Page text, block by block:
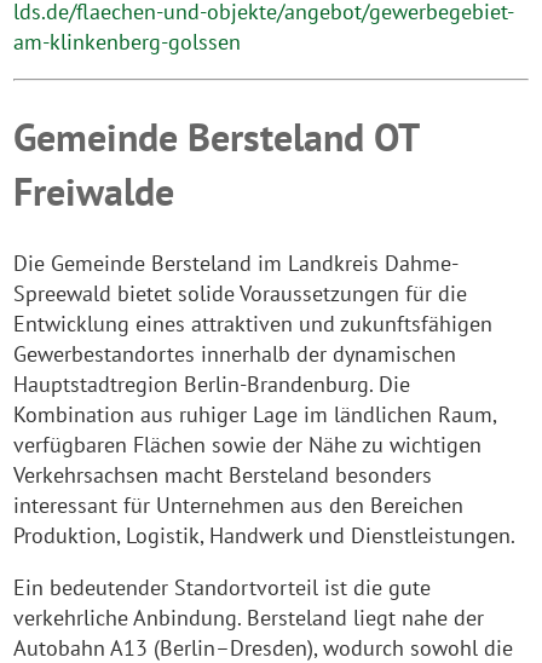
lds.de/flaechen-und-objekte/angebot/gewerbegebiet-
am-klinkenberg-golssen
Gemeinde Bersteland OT
Freiwalde
Die Gemeinde Bersteland im Landkreis Dahme-
Spreewald bietet solide Voraussetzungen für die
Entwicklung eines attraktiven und zukunftsfähigen
Gewerbestandortes innerhalb der dynamischen
Hauptstadtregion Berlin-Brandenburg. Die
Kombination aus ruhiger Lage im ländlichen Raum,
verfügbaren Flächen sowie der Nähe zu wichtigen
Verkehrsachsen macht Bersteland besonders
interessant für Unternehmen aus den Bereichen
Produktion, Logistik, Handwerk und Dienstleistungen.
Ein bedeutender Standortvorteil ist die gute
verkehrliche Anbindung. Bersteland liegt nahe der
Autobahn A13 (Berlin–Dresden), wodurch sowohl die